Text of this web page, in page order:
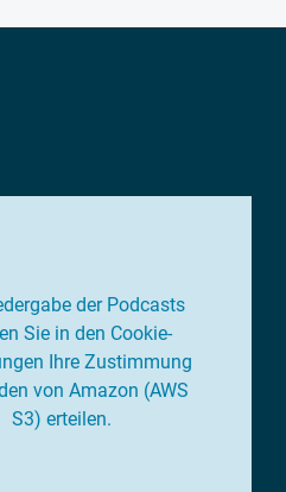
der Podcasts
Sie in den Cookie-
Ihre Zustimmung
von Amazon (AWS
S3) erteilen.